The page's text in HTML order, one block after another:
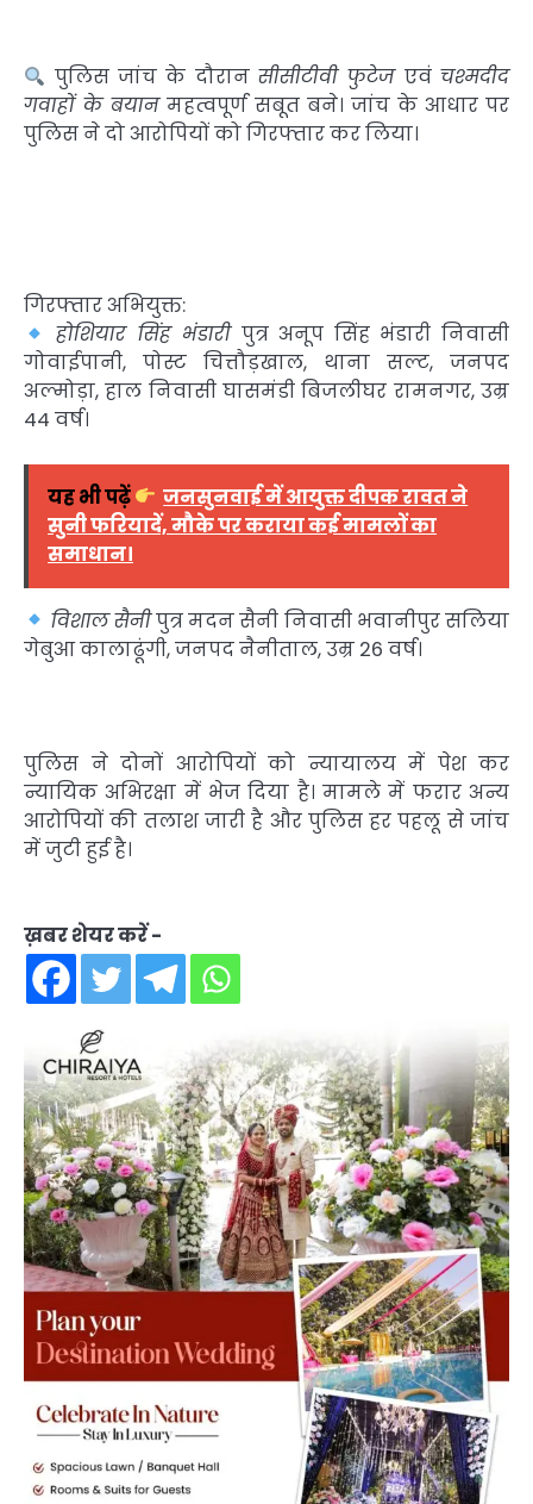
पुलिस जांच के दौरान सीसीटीवी फुटेजएवंचश्मदीद
गवाहों के बयानमहत्वपूर्ण सबूत बने। जांच के आधार पर
पुलिस ने दो आरोपियों को गिरफ्तार कर लिया।
गिरफ्तार अभियुक्त:
होशियार सिंह भंडारीपुत्र अनूप सिंह भंडारी निवासी
गोवाईपानी, पोस्ट चित्तौड़खाल, थाना सल्ट, जनपद
अल्मोड़ा, हाल निवासी घासमंडी बिजलीघर रामनगर, उम्र
44 वर्ष।
यह भी पढ़ें
जनसुनवाई में आयुक्त दीपक रावत ने
सुनी फरियादें, मौके पर कराया कई मामलों का
समाधान।
विशाल सैनीपुत्र मदन सैनी निवासी भवानीपुर सलिया
गेबुआ कालाढूंगी, जनपद नैनीताल, उम्र 26 वर्ष।
पुलिस ने दोनों आरोपियों को न्यायालय में पेश कर
न्यायिक अभिरक्षा में भेज दिया है। मामले में फरार अन्य
आरोपियों की तलाश जारी है और पुलिस हर पहलू से जांच
में जुटी हुई है।
ख़बर शेयर करें -